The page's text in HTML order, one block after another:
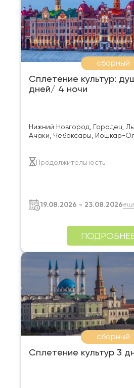
сборный
Сплетение культур:
дней/ 4 ночи
Нижний Новгород, Городец,
Ачаки, Чебоксары, Йошкар-
Продолжительность
19.08.2026 - 23.08.2026
сборный
Сплетение культур 3